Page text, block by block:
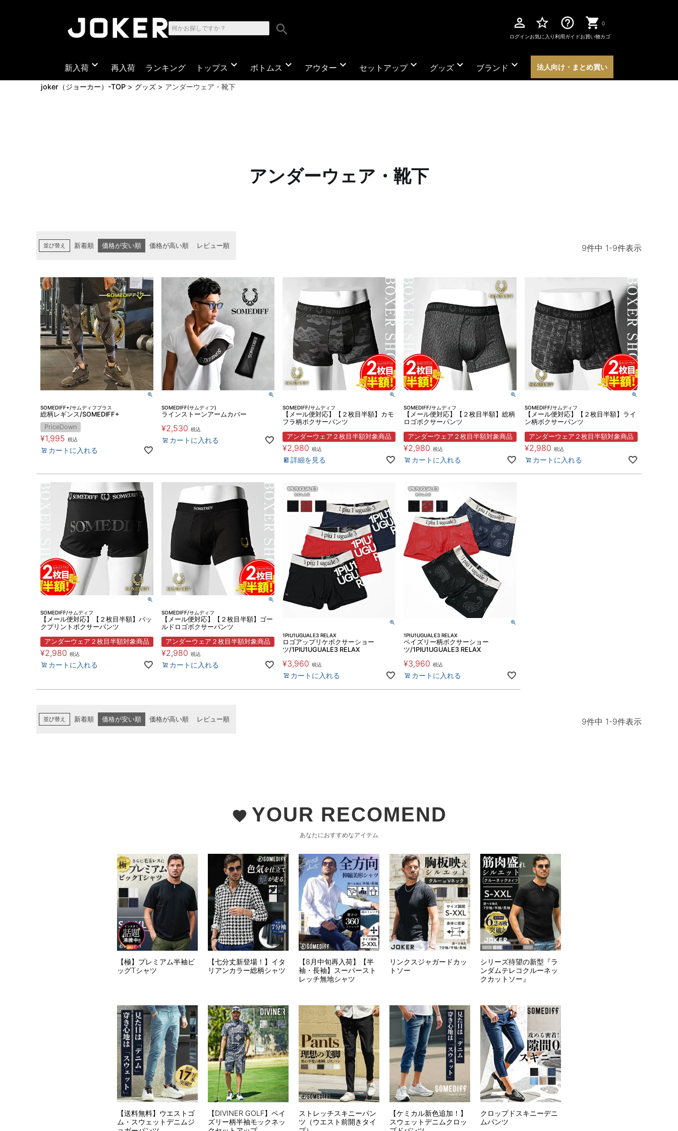
search perm_identity
ログイン
star_border
お気に入り
help_outline
利用ガイド
0
お買い物カゴ
新入荷 expand_more 再入荷 ランキング トップス expand_more ボトムス expand_more アウター expand_more セットアップexpand_more グッズ expand_more ブランド expand_more 法人向け・まとめ買い
joker（ジョーカー）-TOP グッズ アンダーウェア・靴下
アンダーウェア・靴下
並び替え 新着順 価格が安い順 価格が高い順 レビュー順 9件中 1-9件表示
SOMEDIFF+/サムディフプラス
総柄レギンス/SOMEDIFF+
PriceDown
¥1,995 税込
カートに入れる
SOMEDIFF(サムディフ)
ラインストーンアームカバー
¥2,530 税込
カートに入れる
SOMEDIFF/サムディフ
【メール便対応】【２枚目半額】カモ
フラ柄ボクサーパンツ
アンダーウェア２枚目半額対象商品
¥2,980 税込
詳細を見る
SOMEDIFF/サムディフ
【メール便対応】【２枚目半額】総柄
ロゴボクサーパンツ
アンダーウェア２枚目半額対象商品
¥2,980 税込
カートに入れる
SOMEDIFF/サムディフ
【メール便対応】【２枚目半額】ライ
ン柄ボクサーパンツ
アンダーウェア２枚目半額対象商品
¥2,980 税込
カートに入れる
SOMEDIFF/サムディフ
【メール便対応】【２枚目半額】バッ
クプリントボクサーパンツ
アンダーウェア２枚目半額対象商品
¥2,980 税込
カートに入れる
SOMEDIFF/サムディフ
【メール便対応】【２枚目半額】ゴー
ルドロゴボクサーパンツ
アンダーウェア２枚目半額対象商品
¥2,980 税込
カートに入れる
1PIU1UGUALE3 RELAX
ロゴアップリケボクサーショー
ツ/1PIU1UGUALE3 RELAX
¥3,960 税込
カートに入れる
1PIU1UGUALE3 RELAX
ペイズリー柄ボクサーショー
ツ/1PIU1UGUALE3 RELAX
¥3,960 税込
カートに入れる
並び替え 新着順 価格が安い順 価格が高い順 レビュー順 9件中 1-9件表示
favorite YOUR RECOMEND
あなたにおすすめなアイテム
【極】プレミアム半袖ビ
ッグTシャツ
【七分丈新登場！】イタ
リアンカラー総柄シャツ
【8月中旬再入荷】【半
袖・長袖】スーパースト
レッチ無地シャツ
リンクスジャガードカッ
トソー
シリーズ待望の新型『ラ
ンダムテレコクルーネッ
クカットソー』
【送料無料】ウエストゴ
ム・スウェットデニムジ
【DIVINER GOLF】ペイ
ズリー柄半袖モックネッ
ストレッチスキニーパン
ツ（ウエスト前開きタイ
【ケミカル新色追加！】
スウェットデニムクロッ
クロップドスキニーデニ
ムパンツ